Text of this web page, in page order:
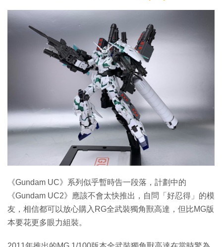
遊戲動漫
教學評測
Enterprise Digital Transformation
特集
《Gundam UC》系列似乎暫時告一段落，計劃中的
《Gundam UC2》應該不會太快推出，自問「好忍得」的模
友，相信都可以放心購入RG全武裝獨角獸高達，但比MG版
本要花更多眼力組裝。